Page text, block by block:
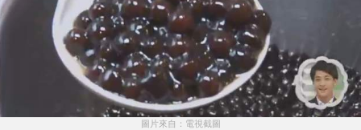
圖片來自：電視截圖